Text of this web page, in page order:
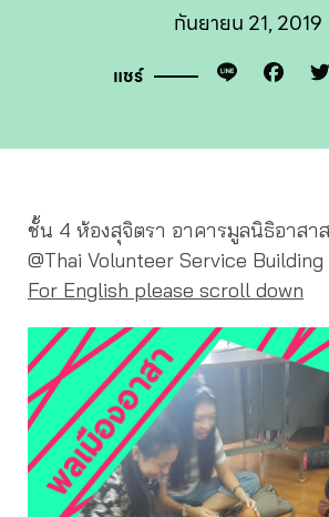
กันยายน 21, 2019
แชร์ Line
ชั้น 4 ห้องสุจิตรา อาคารมูลนิธิอาสา
@Thai Volunteer Service Building
For English please scroll down